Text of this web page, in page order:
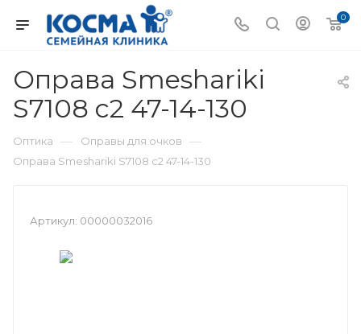
0
Оправа Smeshariki
S7108 c2 47-14-130
Оптика — Оправы для очков —
Оправа Smeshariki S7108 c2 47-14-130
Артикул: 00000032016